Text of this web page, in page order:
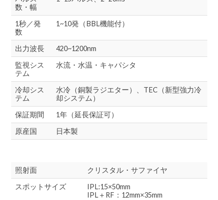
数・幅
1秒／発
数
1~10発（BBL機能付）
出力波長
420~1200nm
監視シス
テム
水流・水温・キャパシタ
冷却シス
テム
水冷（銅製ラジエター）、TEC（新型強力冷
却システム）
保証期間
1年（延長保証可）
原産国
日本製
照射面
クリスタル・サファイヤ
スポットサイズ
IPL:15×50mm
IPL＋RF：12mm×35mm